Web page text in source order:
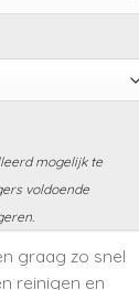
mogelijk te
voldoende